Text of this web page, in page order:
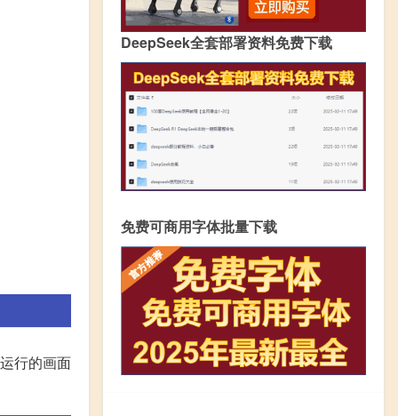
行的画面
DeepSeek全套部署资料免费下载
免费可商用字体批量下载